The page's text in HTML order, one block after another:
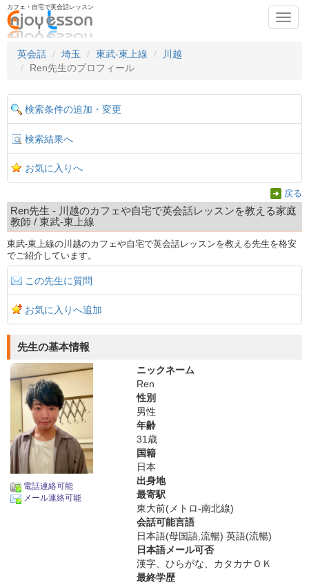
カフェ・自宅で英会話レッスン
英会話
埼玉 東武-東上線
川越
Ren先生のプロフィール
検索条件の追加・変更
検索結果へ
お気に入りへ
戻る
Ren先生 - 川越のカフェや自宅で英会話レッスンを教える家庭
教師 / 東武-東上線
東武-東上線の川越のカフェや自宅で英会話レッスンを教える先生を格安
でご紹介しています。
この先生に質問
お気に入りへ追加
先生の基本情報
電話連絡可能
メール連絡可能
ニックネーム
Ren
性別
男性
年齢
31歳
国籍
日本
出身地
最寄駅
東大前(メトロ-南北線)
会話可能言語
日本語(母国語,流暢) 英語(流暢)
日本語メール可否
漢字、ひらがな、カタカナＯＫ
最終学歴